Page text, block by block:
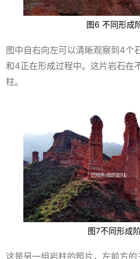
图6 不同形成
图中自右向左可以清晰观察到4个
和4正在形成过程中。这片岩石在
柱。
图7不同形成
这是另一组岩柱的照片，左前方